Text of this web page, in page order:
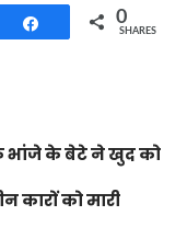
Share 0
SHARES
भांजे के बेटे ने खुद को
कारों को मारी